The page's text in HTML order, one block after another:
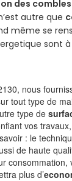
des combles
autre que
même se
sont
nous
tout type de
type de
vos
: le
de haute
consommation,
plus d’